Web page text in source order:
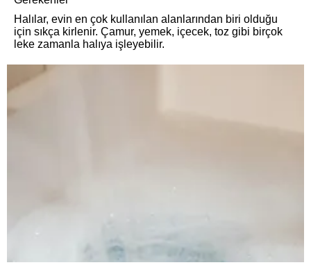
Halılar, evin en çok kullanılan alanlarından biri olduğu
için sıkça kirlenir. Çamur, yemek, içecek, toz gibi birçok
leke zamanla halıya işleyebilir.